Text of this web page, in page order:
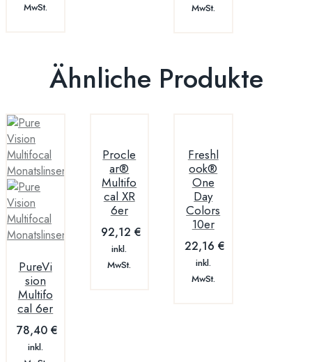
MwSt.
MwSt.
Ähnliche Produkte
PureVi
sion
Multifo
cal 6er
78,40 €
inkl.
Procle
ar®
Multifo
cal XR
6er
92,12 €
inkl.
MwSt.
Freshl
ook®
One
Day
Colors
10er
22,16 €
inkl.
MwSt.